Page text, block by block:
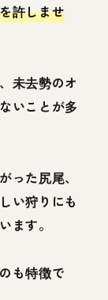
許しませ
未去勢のオ
いことが多
った尻尾、
い狩りにも
ます。
のも特徴で